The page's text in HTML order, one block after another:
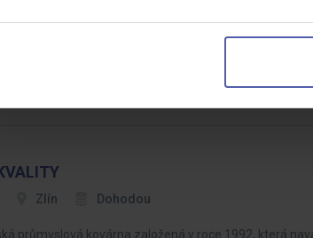
- Praha - Horoměřice
a rozšiřte tým v lékárně Praha
Zlín Dohodou
průmyslová kovárna založená v roce 1992, která